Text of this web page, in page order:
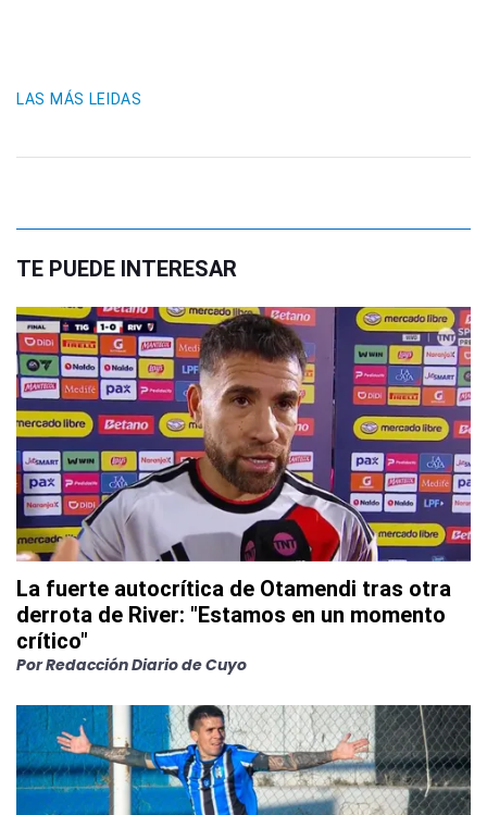
LAS MÁS LEIDAS
TE PUEDE INTERESAR
La fuerte autocrítica de Otamendi tras otra
derrota de River: "Estamos en un momento
crítico"
PorRedacción Diario de Cuyo